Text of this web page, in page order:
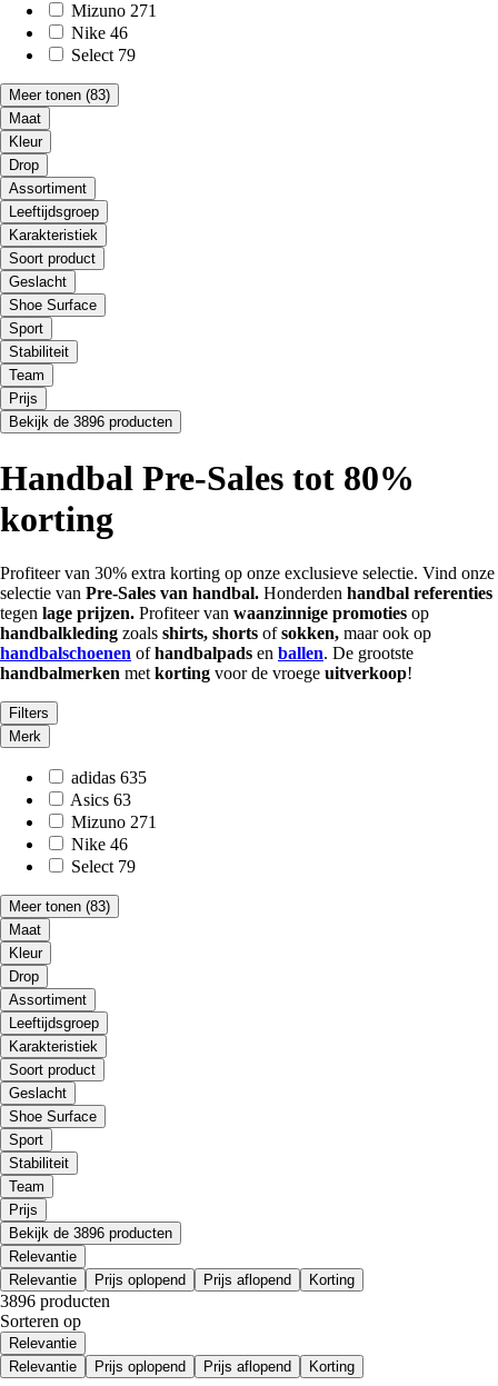
Mizuno 271
Nike 46
Select 79
Meer tonen (83)
Maat
Kleur
Drop
Assortiment
Leeftijdsgroep
Karakteristiek
Soort product
Geslacht
Shoe Surface
Sport
Stabiliteit
Team
Prijs
Bekijk de 3896 producten
Handbal Pre-Sales tot 80%
korting
Profiteer van 30% extra korting op onze exclusieve selectie. Vind onze
selectie van Pre-Sales van handbal. Honderden handbal referenties
tegen lage prijzen. Profiteer van waanzinnige promoties op
handbalkleding zoals shirts, shorts ofsokken, maar ook op
handbalschoenen ofhandbalpads en ballen. De grootste
handbalmerken met korting voor de vroege uitverkoop!
Filters
Merk
adidas 635
Asics 63
Mizuno 271
Nike 46
Select 79
Meer tonen (83)
Maat
Kleur
Drop
Assortiment
Leeftijdsgroep
Karakteristiek
Soort product
Geslacht
Shoe Surface
Sport
Stabiliteit
Team
Prijs
Bekijk de 3896 producten
Relevantie
Relevantie
Prijs oplopend Prijs aflopend Korting
3896 producten
Sorteren op
Relevantie
Relevantie
Prijs oplopend Prijs aflopend Korting